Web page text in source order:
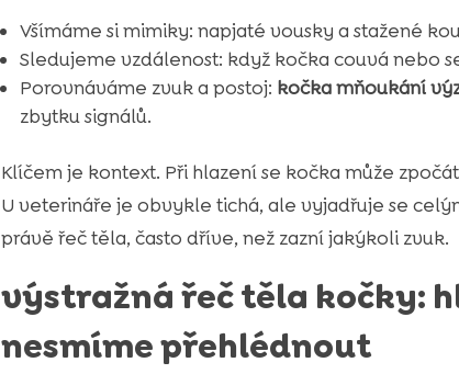
Všímáme si mimiky: napjaté vousky a stažené
Sledujeme vzdálenost: když kočka couvá nebo
Porovnáváme zvuk a postoj: kočka mňoukání
zbytku signálů.
Klíčem je kontext. Při hlazení se kočka může
U veterináře je obvykle tichá, ale vyjadřuje se
právě řeč těla, často dříve, než zazní jakýkoli zvuk.
výstražná řeč těla kočky:
nesmíme přehlédnout